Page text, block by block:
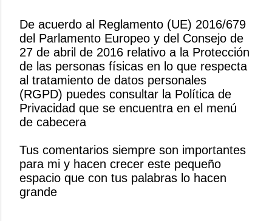
P
u
b
l
i
c
a
u
n
c
o
De acuerdo al Reglamento (UE) 2016/679
del Parlamento Europeo y del Consejo de
27 de abril de 2016 relativo a la Protección
de las personas físicas en lo que respecta
al tratamiento de datos personales
(RGPD) puedes consultar la Política de
Privacidad que se encuentra en el menú
de cabecera
Tus comentarios siempre son importantes
para mi y hacen crecer este pequeño
espacio que con tus palabras lo hacen
grande